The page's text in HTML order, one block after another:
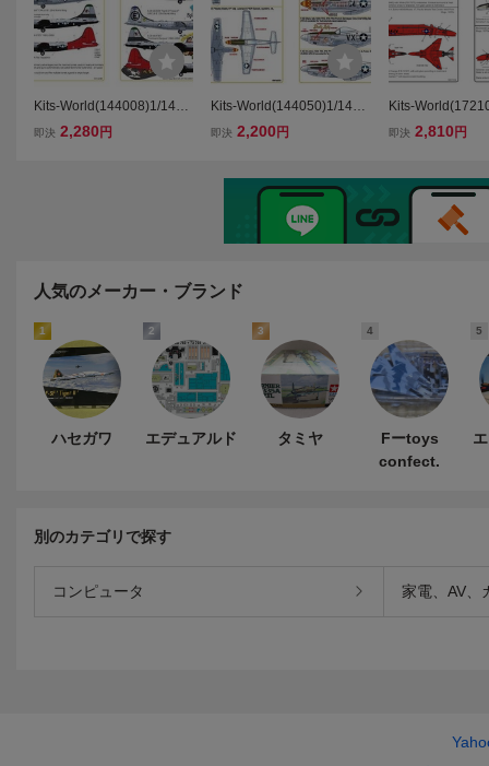
Kits-World(144008)1/144
B-29A'Top Of The Mark' 他
即決 2,280円
Kits-World(144050)1/144
P-51D 'My Achin'他用デカ
即決 2,200円
Kits-
4B Phantom II「
即決 2,810円
人気のメーカー・ブランド
1
ハセガワ
2
エデュアルド
3
タミヤ
4
Fーtoys
confect.
5
別のカテゴリで探す
コンピュータ 家電、AV、